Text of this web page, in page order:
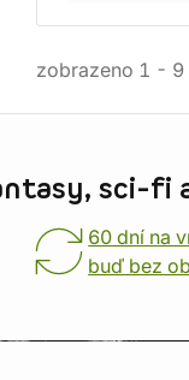
zobrazeno 1 - 9
sci-fi
60 dní na
buď bez